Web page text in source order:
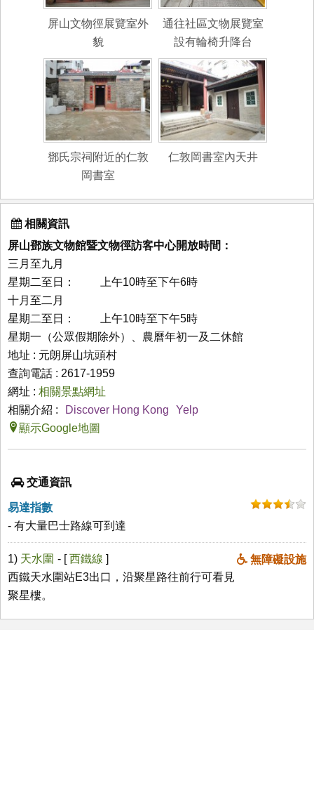
屏山文物徑展覽室外
貌
通往社區文物展覽室
設有輪椅升降台
鄧氏宗祠附近的仁敦
岡書室
仁敦岡書室內天井
相關資訊
屏山鄧族文物館暨文物徑訪客中心開放時間：
三月至九月
星期二至日： 上午10時至下午6時
十月至二月
星期二至日： 上午10時至下午5時
星期一（公眾假期除外）、農曆年初一及二休館
地址 : 元朗屏山坑頭村
查詢電話 : 2617-1959
網址 : 相關景點網址
相關介紹 :
Discover Hong Kong
Yelp
顯示Google地圖
交通資訊
易達指數
- 有大量巴士路線可到達
1) 天水圍 無障礙設施
- [西鐵線 ]
西鐵天水圍站E3出口，沿聚星路往前行可看見
聚星樓。